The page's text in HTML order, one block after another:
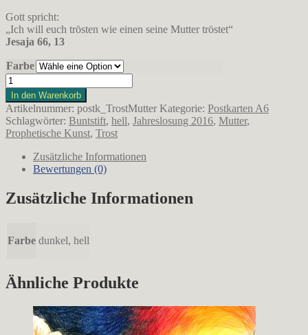
Gott spricht:
„Ich will euch trösten wie einen seine Mutter tröstet“
Jesaja 66, 13
Farbe
Trost
Mutter
(Postkarte)
Menge
In den Warenkorb
Artikelnummer: postk_TrostMutter Kategorie: Postkarten A6
Schlagwörter: Buntstift, hell, Jahreslosung 2016, Mutter,
Prophetische Kunst, Trost
Zusätzliche Informationen
Bewertungen (0)
Zusätzliche Informationen
Farbe dunkel, hell
Ähnliche Produkte